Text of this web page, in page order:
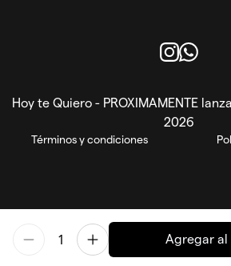
Agregar al
Hoy te Quiero - PROXIMAMENTE
2026
Términos y condiciones
Powered by Reorder